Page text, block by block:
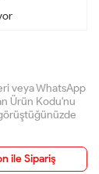
veya WhatsApp
Ürün Kodu'nu
ile Sipariş